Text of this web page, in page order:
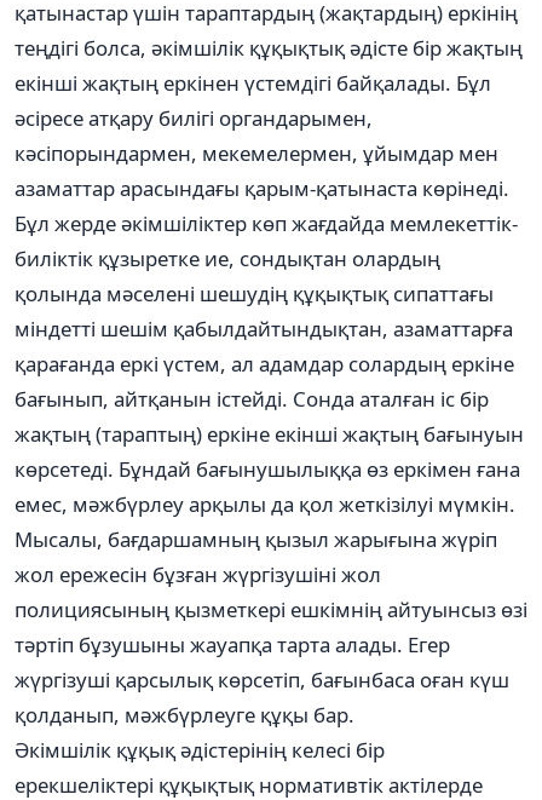
қатынастар үшін тараптардың (жақтардың) еркінің
теңдігі болса, әкімшілік құқықтық әдісте бір жақтың
екінші жақтың еркінен үстемдігі байқалады. Бұл
әсіресе атқару билігі органдарымен,
кәсіпорындармен, мекемелермен, ұйымдар мен
азаматтар арасындағы қарым-қатынаста көрінеді.
Бұл жерде әкімшіліктер көп жағдайда мемлекеттік-
биліктік құзыретке ие, сондықтан олардың
қолында мәселені шешудің құқықтық сипаттағы
міндетті шешім қабылдайтындықтан, азаматтарға
қарағанда еркі үстем, ал адамдар солардың еркіне
бағынып, айтқанын істейді. Сонда аталған іс бір
жақтың (тараптың) еркіне екінші жақтың бағынуын
көрсетеді. Бұндай бағынушылыққа өз еркімен ғана
емес, мәжбүрлеу арқылы да қол жеткізілуі мүмкін.
Мысалы, бағдаршамның қызыл жарығына жүріп
жол ережесін бұзған жүргізушіні жол
полициясының қызметкері ешкімнің айтуынсыз өзі
тәртіп бұзушыны жауапқа тарта алады. Егер
жүргізуші қарсылық көрсетіп, бағынбаса оған күш
қолданып, мәжбүрлеуге құқы бар.
Әкімшілік құқық әдістерінің келесі бір
ерекшеліктері құқықтық нормативтік актілерде